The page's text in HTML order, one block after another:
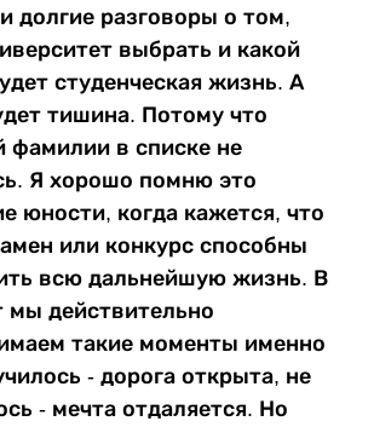
долгие разговоры о том,
выбрать и какой
студенческая жизнь. А
тишина. Потому что
фамилии в списке не
Я хорошо помню это
юности, когда кажется, что
или конкурс способны
всю дальнейшую жизнь. В
мы действительно
такие моменты именно
- дорога открыта, не
- мечта отдаляется. Но